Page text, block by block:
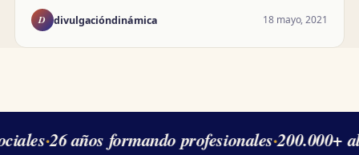
D divulgacióndinámica 18 mayo, 2021
·26 años formando profesionales·200.000+